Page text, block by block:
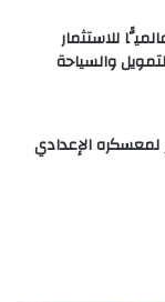
للاستثمار
والسياحة
لمعسكره الإعدادي